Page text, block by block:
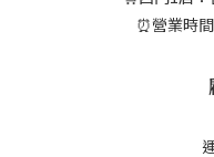
⏰營業時